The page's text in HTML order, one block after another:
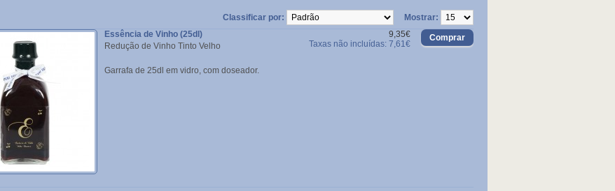
Mostrar:
Classificar por:
9,35€
Taxas não incluídas: 7,61€
Essência de Vinho (25dl)
Redução de Vinho Tinto Velho
Garrafa de 25dl em vidro, com doseador.